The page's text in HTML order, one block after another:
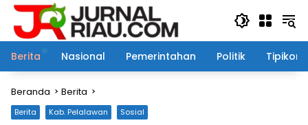
Langsung
konten
Berita
Nasional Pemerintahan Politik Tipikor
Beranda Berita
Berita Kab. Pelalawan Sosial